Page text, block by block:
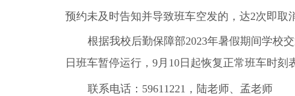
预约未及时告知并导致班车空发的，达2次即取
根据我校后勤保障部2023年暑假期间学校
日班车暂停运行，9月10日起恢复正常班车时刻
联系电话： 59611221 ，陆老师、孟老师